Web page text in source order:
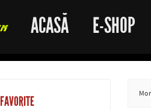
ACASĂ E-SHOP
FAVORITE